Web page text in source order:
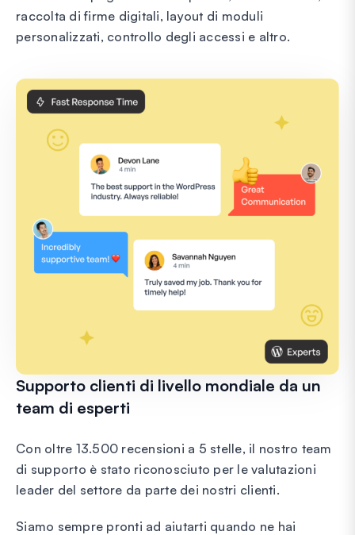
raccolta di firme digitali, layout di moduli
personalizzati, controllo degli accessi e altro.
Supporto clienti di livello mondiale da un
team di esperti
Con oltre 13.500 recensioni a 5 stelle, il nostro team
di supporto è stato riconosciuto per le valutazioni
leader del settore da parte dei nostri clienti.
Siamo sempre pronti ad aiutarti quando ne hai